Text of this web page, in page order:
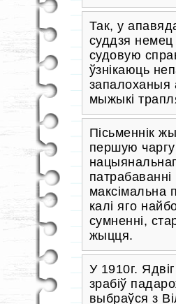
Так, у
суддзя
судовую
ўзнікаюць
запалоханыя
мыжыкі
Пісьменнік
першую
максімальна
калі яго
сумненні,
жыцця.
У 1910г.
зрабіў
выбраўся з